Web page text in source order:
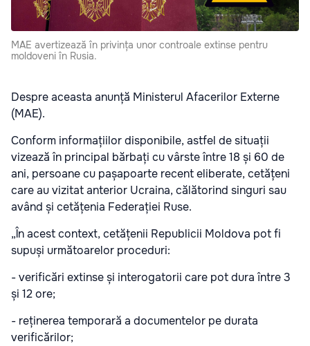
MAE avertizează în privința unor controale extinse pentru
moldoveni în Rusia.
Despre aceasta anunță Ministerul Afacerilor Externe
(MAE).
Conform informațiilor disponibile, astfel de situații
vizează în principal bărbați cu vârste între 18 și 60 de
ani, persoane cu pașapoarte recent eliberate, cetățeni
care au vizitat anterior Ucraina, călătorind singuri sau
având și cetățenia Federației Ruse.
„În acest context, cetățenii Republicii Moldova pot fi
supuși următoarelor proceduri:
- verificări extinse și interogatorii care pot dura între 3
și 12 ore;
- reținerea temporară a documentelor pe durata
verificărilor;